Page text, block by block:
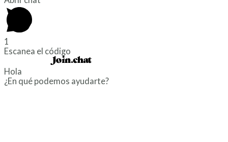
1
Escanea el código
Hola
¿En qué podemos ayudarte?